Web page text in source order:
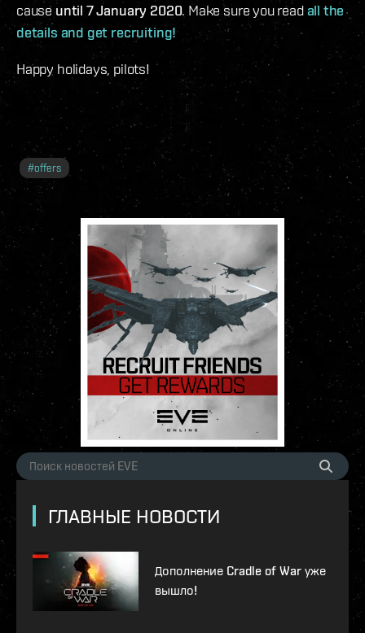
causeuntil 7 January 2020. Make sure you readall the
details and get recruiting!
Happy holidays, pilots!
#offers
ГЛАВНЫЕ НОВОСТИ
Дополнение Cradle of War уже
вышло!